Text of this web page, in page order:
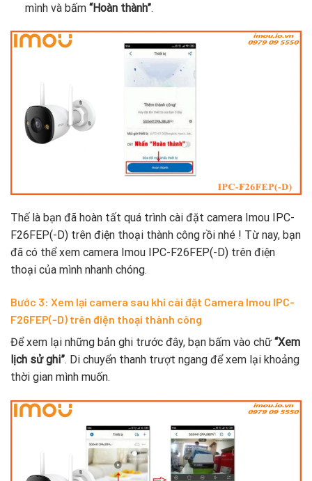
mình và bấm “Hoàn thành”.
Thế là bạn đã hoàn tất quá trình cài đặt camera Imou IPC-
F26FEP(-D) trên điện thoại thành công rồi nhé ! Từ nay, bạn
đã có thể xem camera Imou IPC-F26FEP(-D) trên điện
thoại của mình nhanh chóng.
Bước 3: Xem lại camera sau khi cài đặt Camera Imou IPC-
F26FEP(-D) trên điện thoại thành công
Để xem lại những bản ghi trước đây, bạn bấm vào chữ “Xem
lịch sử ghi”. Di chuyển thanh trượt ngang để xem lại khoảng
thời gian mình muốn.